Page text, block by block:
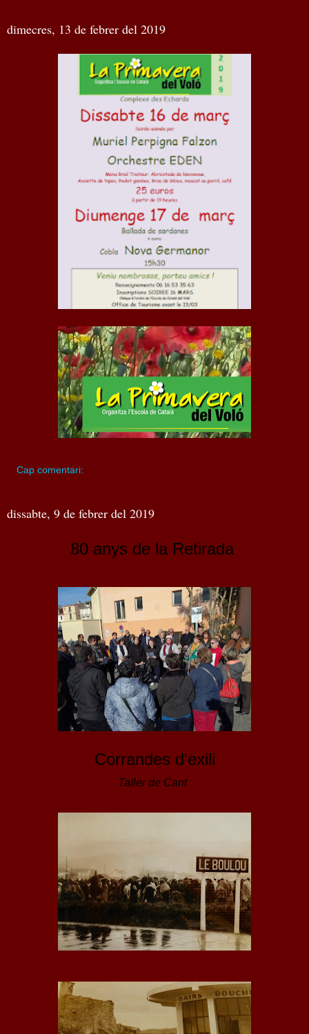
dimecres, 13 de febrer del 2019
Cap comentari:
dissabte, 9 de febrer del 2019
80 anys de la Retirada
Corrandes d'exili
Taller de Cant